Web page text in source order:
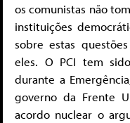
os comunistas não
instituições
sobre estas
eles. O PCI tem
durante a
governo da Frente
acordo nuclear o